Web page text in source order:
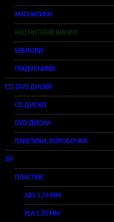
МАГНИТИКИ
МАГНИТНЫЙ ВИНИЛ
БРЕЛОКИ
ГРАДУСНИКИ
CD, DVD ДИСКИ
CD ДИСКИ
DVD ДИСКИ
ПАКЕТИКИ, КОРОБОЧКИ
3D
ПЛАСТИК
ABS 1,75 ММ
PLA 1,75 ММ